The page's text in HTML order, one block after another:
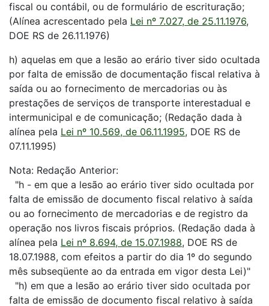
fiscal ou contábil, ou de formulário de escrituração;
(Alínea acrescentado pela Lei nº 7.027, de 25.11.1976,
DOE RS de 26.11.1976)
h) aquelas em que a lesão ao erário tiver sido ocultada
por falta de emissão de documentação fiscal relativa à
saída ou ao fornecimento de mercadorias ou às
prestações de serviços de transporte interestadual e
intermunicipal e de comunicação; (Redação dada à
alínea pela Lei nº 10.569, de 06.11.1995, DOE RS de
07.11.1995)
Nota: Redação Anterior:
"h - em que a lesão ao erário tiver sido ocultada por
falta de emissão de documento fiscal relativo à saída
ou ao fornecimento de mercadorias e de registro da
operação nos livros fiscais próprios. (Redação dada à
alínea pela Lei nº 8.694, de 15.07.1988, DOE RS de
18.07.1988, com efeitos a partir do dia 1º do segundo
mês subseqüente ao da entrada em vigor desta Lei)"
"h) em que a lesão ao erário tiver sido ocultada por
falta de emissão de documento fiscal relativo à saída